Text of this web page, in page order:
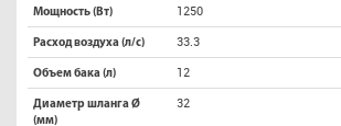
Мощность (Вт) 1250
Расход воздуха (л/с) 33.3
Объем бака (л) 12
Диаметр шланга Ø
(мм)
32